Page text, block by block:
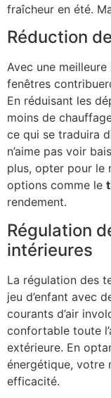
fraîcheur en été.
Réduction
Avec une
fenêtres
En réduisant les
moins de
ce qui se traduira
n’aime pas voir
plus, opter pour le
options comme le
rendement.
Régulation
intérieures
La régulation des
jeu d’enfant avec
courants d’air
confortable toute
extérieure. En
énergétique, votre
efficacité.